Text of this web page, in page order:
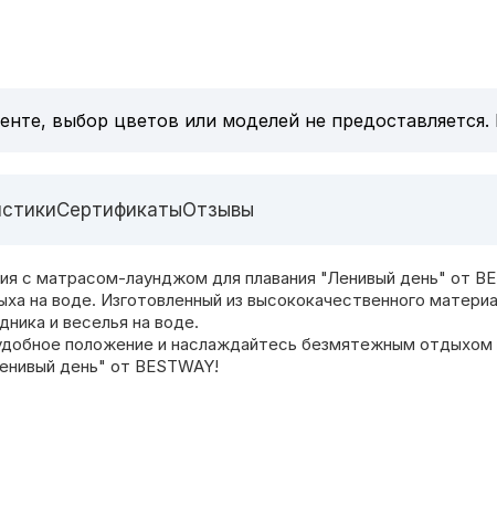
выбор цветов или моделей не
СертификатыОтзывы
с матрасом-лаунджом для плавания "Ленивый день" от
на воде. Изготовленный из высококачественного
и веселья на воде.
положение и наслаждайтесь безмятежным
день" от BESTWAY!